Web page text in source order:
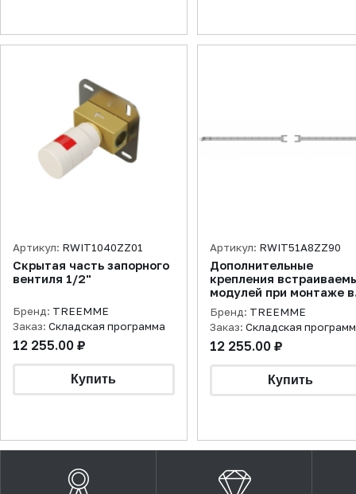
Артикул: RWIT1040ZZ01
Скрытая часть запорного
вентиля 1/2"
Бренд: TREEMME
Заказ: Складская программа
12 255.00 ₽
Артикул: RWIT51A8ZZ90
Дополнительные
крепления
модулей при монтаже в
гипсокартонные стены
Бренд: TREEMME
Заказ: Складская
12 255.00 ₽